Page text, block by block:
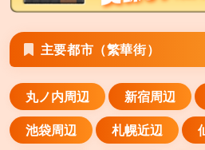
安楽亭 川崎南町店
川崎市川崎区南町21−6
安楽亭 霧ヶ丘店
横浜市緑区霧が丘2−9−8
主要都市（繁華街）
丸ノ内周辺 新宿周辺
池袋周辺
札幌近辺